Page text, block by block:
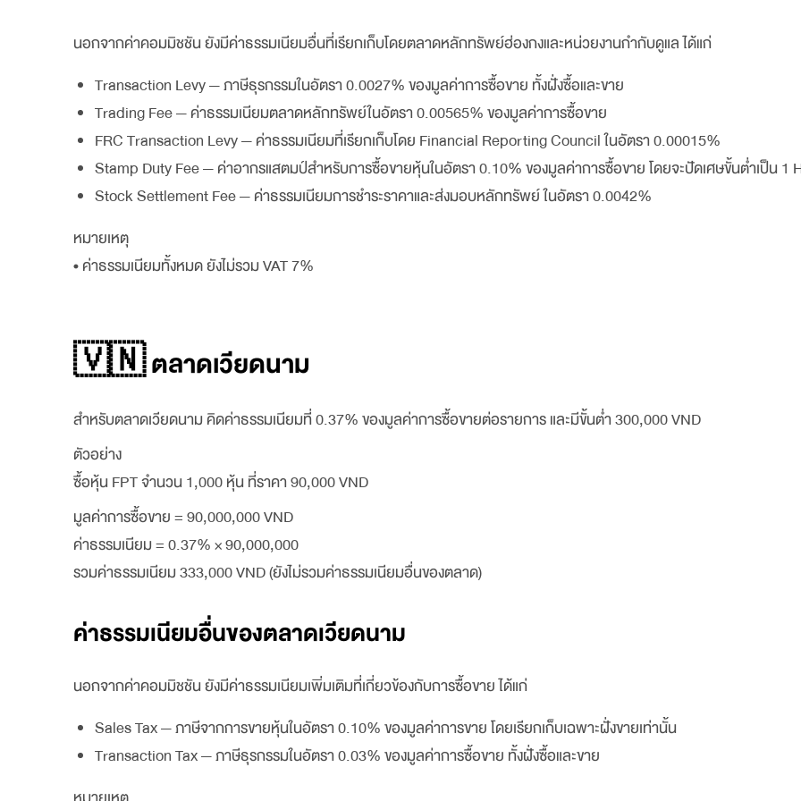
นอกจากค่าคอมมิชชัน ยังมีค่าธรรมเนียมอื่นที่เรียกเก็บโดยตลาดหลักทรัพย์ฮ่องกงและหน่วยงานกำกับดูแล ได้แก่
Transaction Levy — ภาษีธุรกรรมในอัตรา 0.0027% ของมูลค่าการซื้อขาย ทั้งฝั่งซื้อและขาย
Trading Fee — ค่าธรรมเนียมตลาดหลักทรัพย์ในอัตรา 0.00565% ของมูลค่าการซื้อขาย
FRC Transaction Levy — ค่าธรรมเนียมที่เรียกเก็บโดย Financial Reporting Council ในอัตรา 0.00015%
Stamp Duty Fee — ค่าอากรแสตมป์สำหรับการซื้อขายหุ้นในอัตรา 0.10% ของมูลค่าการซื้อขาย โดยจะปัดเศษขั้นต่ำเป็น 1
Stock Settlement Fee — ค่าธรรมเนียมการชำระราคาและส่งมอบหลักทรัพย์ ในอัตรา 0.0042%
หมายเหตุ
• ค่าธรรมเนียมทั้งหมด ยังไม่รวม VAT 7%
🇻🇳 ตลาดเวียดนาม
สำหรับตลาดเวียดนาม คิดค่าธรรมเนียมที่ 0.37% ของมูลค่าการซื้อขายต่อรายการ และมีขั้นต่ำ 300,000 VND
ตัวอย่าง
ซื้อหุ้น FPT จำนวน 1,000 หุ้น ที่ราคา 90,000 VND
มูลค่าการซื้อขาย = 90,000,000 VND
ค่าธรรมเนียม = 0.37% × 90,000,000
รวมค่าธรรมเนียม 333,000 VND (ยังไม่รวมค่าธรรมเนียมอื่นของตลาด)
ค่าธรรมเนียมอื่นของตลาดเวียดนาม
นอกจากค่าคอมมิชชัน ยังมีค่าธรรมเนียมเพิ่มเติมที่เกี่ยวข้องกับการซื้อขาย ได้แก่
Sales Tax — ภาษีจากการขายหุ้นในอัตรา 0.10% ของมูลค่าการขาย โดยเรียกเก็บเฉพาะฝั่งขายเท่านั้น
Transaction Tax — ภาษีธุรกรรมในอัตรา 0.03% ของมูลค่าการซื้อขาย ทั้งฝั่งซื้อและขาย